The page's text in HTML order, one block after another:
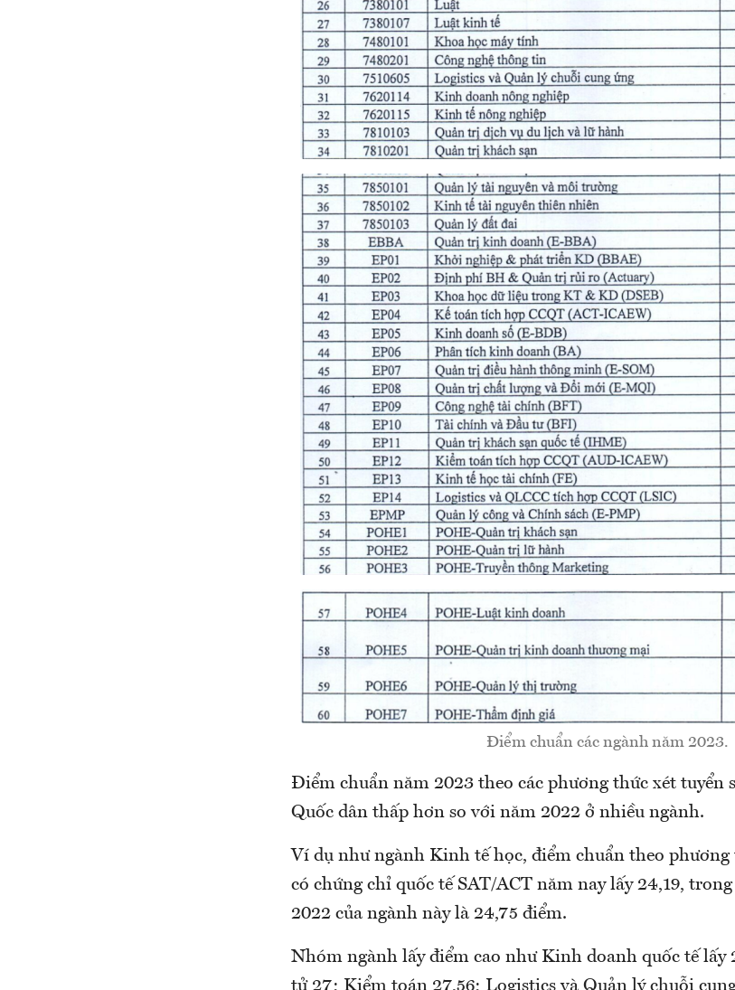
Điểm chuẩn các ngành năm 2023.
Điểm chuẩn năm 2023 theo các phương thức xét tuyển
Quốc dân thấp hơn so với năm 2022 ở nhiều ngành.
Ví dụ như ngành Kinh tế học, điểm chuẩn theo
có chứng chỉ quốc tế SAT/ACT năm nay lấy 24,19,
2022 của ngành này là 24,75 điểm.
Nhóm ngành lấy điểm cao như Kinh doanh quốc tế lấy
tử 27; Kiểm toán 27,56; Logistics và Quản lý chuỗi